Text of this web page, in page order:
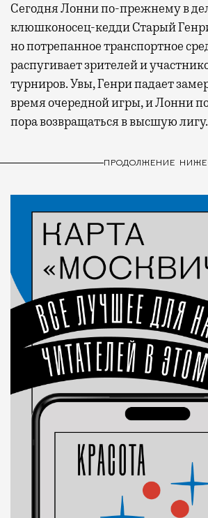
Сегодня Лонни по-прежнему в
клюшконосец-кедди Старый
но потрепанное транспортное
распугивает зрителей и
турниров. Увы, Генри падает
время очередной игры, и Лонни
пора возвращаться в высшую лигу.
ПРОДОЛЖЕНИЕ НИЖЕ